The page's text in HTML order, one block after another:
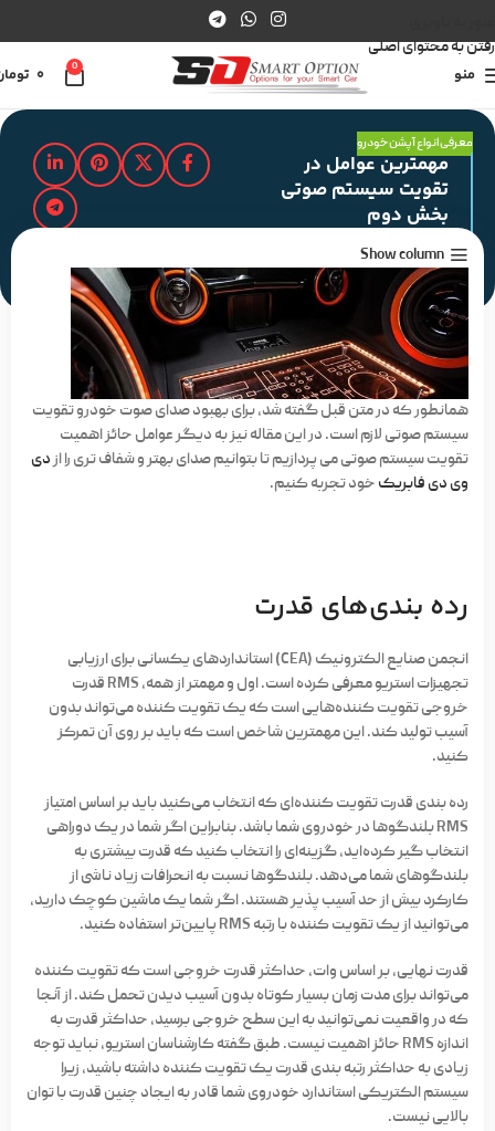
رفتن به محتوای اصلی
منو
0
معرفی انواع آپشن خودرو
مهمترین عوامل در
تقویت سیستم صوتی
بخش دوم
مدت زمان مطالعه : 2 دقیقه
Show column
همانطور که در متن قبل گفته شد، برای بهبود صدای صوت خودرو تقویت
سیستم صوتی لازم است. در این مقاله نیز به دیگر عوامل حائز اهمیت
تقویت سیستم صوتی می پردازیم تا بتوانیم صدای بهتر و شفاف تری را ازدی
وی دی فابریک خود تجربه کنیم.
رده بندی‌های قدرت
انجمن صنایع الکترونیک (CEA) استانداردهای یکسانی برای ارزیابی
تجهیزات استریو معرفی کرده است. اول و مهمتر از همه، RMS قدرت
خروجی تقویت کننده‌هایی است که یک تقویت کننده می‌تواند بدون
آسیب تولید کند. این مهمترین شاخص است که باید بر روی آن تمرکز
کنید.
رده بندی قدرت تقویت کننده‌ای که انتخاب می‌کنید باید بر اساس امتیاز
RMS بلندگوها در خودروی شما باشد. بنابراین اگر شما در یک دوراهی
انتخاب گیر کرده‌اید، گزینه‌ای را انتخاب کنید که قدرت بیشتری به
بلندگوهای شما می‌دهد. بلندگوها نسبت به انحرافات زیاد ناشی از
کارکرد بیش از حد آسیب پذیر هستند. اگر شما یک ماشین کوچک دارید،
می‌توانید از یک تقویت کننده با رتبه RMS پایین‌تر استفاده کنید.
قدرت نهایی، بر اساس وات، حداکثر قدرت خروجی است که تقویت کننده
می‌تواند برای مدت زمان بسیار کوتاه بدون آسیب دیدن تحمل کند. از آنجا
که در واقعیت نمی‌توانید به این سطح خروجی برسید، حداکثر قدرت به
اندازه RMS حائز اهمیت نیست. طبق گفته کارشناسان استریو، نباید توجه
زیادی به حداکثر رتبه بندی قدرت یک تقویت کننده داشته باشید، زیرا
سیستم الکتریکی استاندارد خودروی شما قادر به ایجاد چنین قدرت با توان
بالایی نیست.